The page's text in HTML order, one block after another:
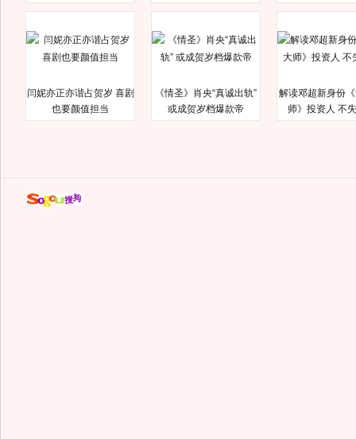
闫妮亦正亦谐占贺岁 喜剧
也要颜值担当
《情圣》肖央“真诚出轨”
或成贺岁档爆款帝
解读邓超新身份
师》投资人 不